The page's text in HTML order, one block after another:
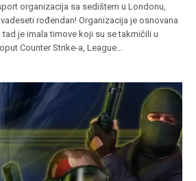
organizacija sa sedištem u Londonu,
rođendan! Organizacija je osnovana
je imala timove koji su se takmičili u
Counter Strike-a, League…